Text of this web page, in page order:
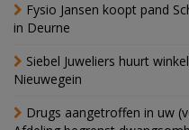
Fysio Jansen koopt pand
in Deurne
Siebel Juweliers huurt
Nieuwegein
Drugs aangetroffen in uw